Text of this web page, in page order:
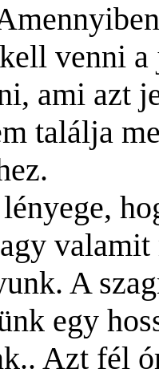
venni a
ami azt
találja
A
egy
.. Azt fél